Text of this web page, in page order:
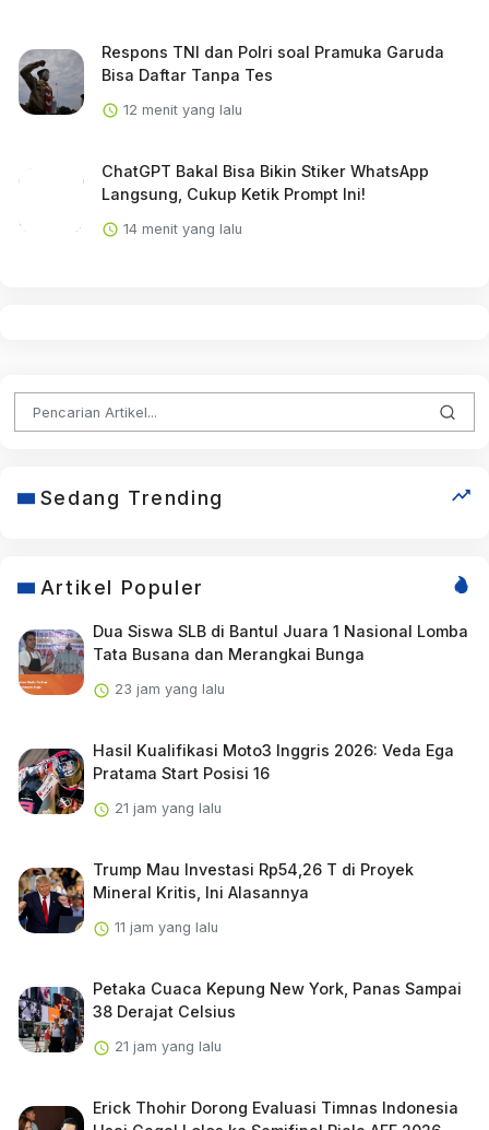
Respons TNI dan Polri soal Pramuka Garuda
Bisa Daftar Tanpa Tes
12 menit yang lalu
ChatGPT Bakal Bisa Bikin Stiker WhatsApp
Langsung, Cukup Ketik Prompt Ini!
14 menit yang lalu
Sedang Trending
Artikel Populer
Dua Siswa SLB di Bantul Juara 1 Nasional Lomba
Tata Busana dan Merangkai Bunga
23 jam yang lalu
Hasil Kualifikasi Moto3 Inggris 2026: Veda Ega
Pratama Start Posisi 16
21 jam yang lalu
Trump Mau Investasi Rp54,26 T di Proyek
Mineral Kritis, Ini Alasannya
11 jam yang lalu
Petaka Cuaca Kepung New York, Panas Sampai
38 Derajat Celsius
21 jam yang lalu
Erick Thohir Dorong Evaluasi Timnas Indonesia